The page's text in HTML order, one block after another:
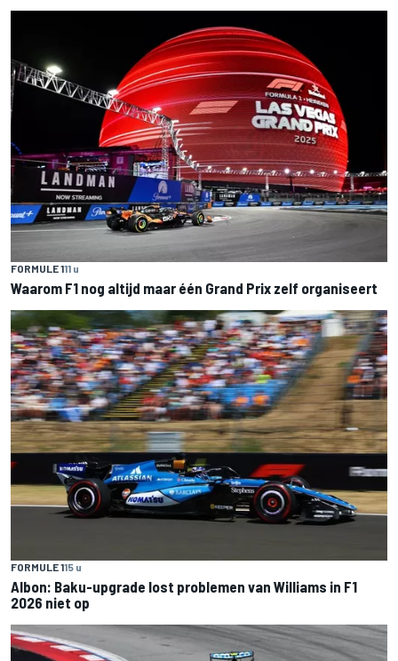
FORMULE 111 u
Waarom F1 nog altijd maar één Grand Prix zelf organiseert
FORMULE 115 u
Albon: Baku-upgrade lost problemen van Williams in F1
2026 niet op